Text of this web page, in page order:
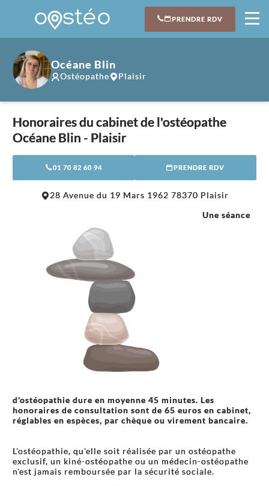
PRENDRE RDV
Océane Blin
Ostéopathe Plaisir
Honoraires du cabinet de l'ostéopathe
Océane Blin - Plaisir
01 70 82 60 94 PRENDRE RDV
28 Avenue du 19 Mars 1962 78370 Plaisir
Une séance
d'ostéopathie dure en moyenne 45 minutes. Les
honoraires de consultation sont de 65 euros en cabinet,
réglables en espèces, par chèque ou virement bancaire.
L'ostéopathie, qu'elle soit réalisée par un ostéopathe
exclusif, un kiné-ostéopathe ou un médecin-ostéopathe
n'est jamais remboursée par la sécurité sociale.